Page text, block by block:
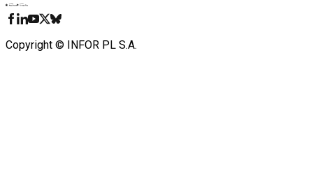
Copyright © INFOR PL S.A.